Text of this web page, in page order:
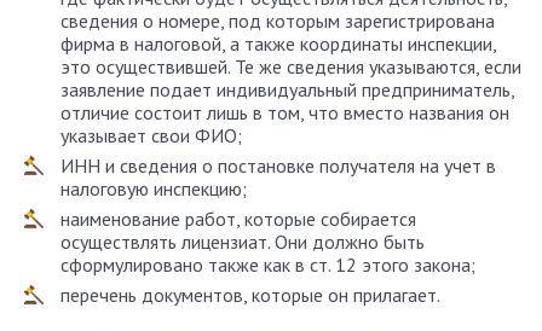
сведения о номере, под которым зарегистрирована
фирма в налоговой, а также координаты инспекции,
это осуществившей. Те же сведения указываются, если
заявление подает индивидуальный предприниматель,
отличие состоит лишь в том, что вместо названия он
указывает свои ФИО;
ИНН и сведения о постановке получателя на учет в
налоговую инспекцию;
наименование работ, которые собирается
осуществлять лицензиат. Они должно быть
сформулировано также как в ст. 12 этого закона;
перечень документов, которые он прилагает.